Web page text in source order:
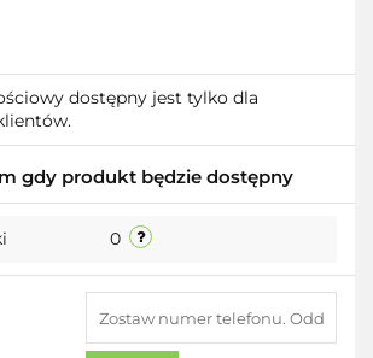
dostępny jest tylko dla
gdy produkt będzie dostępny
0